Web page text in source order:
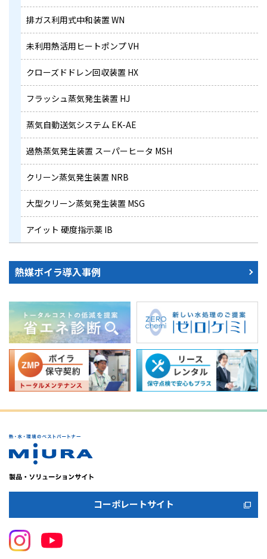
排ガス利用式中和装置 WN
未利用熱活用ヒートポンプ VH
クローズドドレン回収装置 HX
フラッシュ蒸気発生装置 HJ
蒸気自動送気システム EK-AE
過熱蒸気発生装置 スーパーヒータ MSH
クリーン蒸気発生装置 NRB
大型クリーン蒸気発生装置 MSG
アイット 硬度指示薬 IB
熱媒ボイラ導入事例
コーポレートサイト